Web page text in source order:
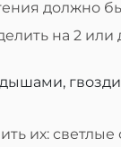
должно
на 2 или
их: светлые